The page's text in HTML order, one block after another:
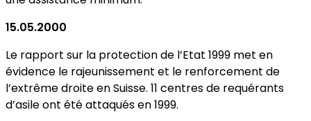
15.05.2000
Le rapport sur la protection de l’Etat 1999 met en
évidence le rajeunissement et le renforcement de
l’extrême droite en Suisse. 11 centres de requérants
d’asile ont été attaqués en 1999.